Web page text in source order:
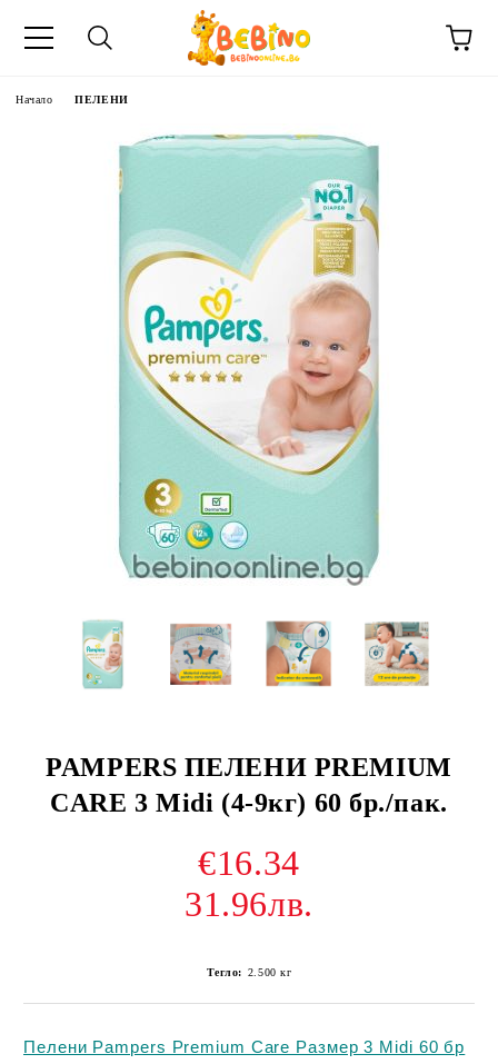
Начало ПЕЛЕНИ
PAMPERS ПЕЛЕНИ PREMIUM
CARE 3 Midi (4-9кг) 60 бр./пак.
€16.34
31.96лв.
Тегло: 2.500 кг
Пелени Pampers Premium Care Размер 3 Midi 60 бр